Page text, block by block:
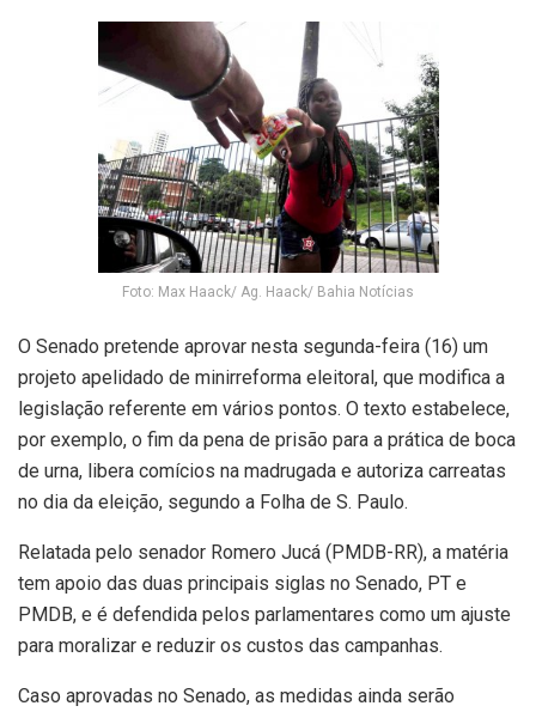
Foto: Max Haack/ Ag. Haack/ Bahia Notícias
O Senado pretende aprovar nesta segunda-feira (16) um
projeto apelidado de minirreforma eleitoral, que modifica a
legislação referente em vários pontos. O texto estabelece,
por exemplo, o fim da pena de prisão para a prática de boca
de urna, libera comícios na madrugada e autoriza carreatas
no dia da eleição, segundo a Folha de S. Paulo.
Relatada pelo senador Romero Jucá (PMDB-RR), a matéria
tem apoio das duas principais siglas no Senado, PT e
PMDB, e é defendida pelos parlamentares como um ajuste
para moralizar e reduzir os custos das campanhas.
Caso aprovadas no Senado, as medidas ainda serão